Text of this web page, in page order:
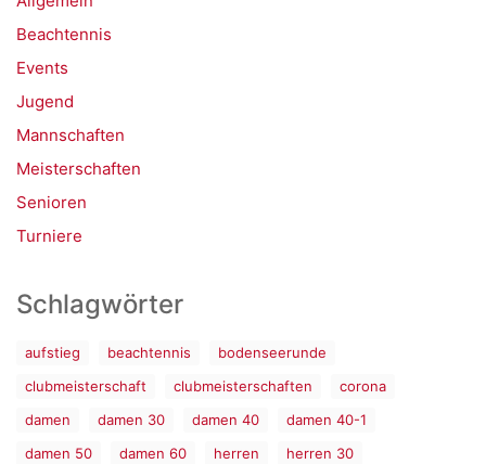
Beachtennis
Events
Jugend
Mannschaften
Meisterschaften
Senioren
Turniere
Schlagwörter
aufstieg beachtennis
bodenseerunde
clubmeisterschaft
clubmeisterschaften
corona
damen
damen 30 damen 40
damen 40-1
damen 50
damen 60 herren
herren 30